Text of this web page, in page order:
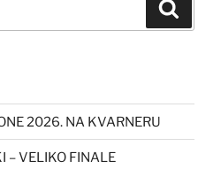
2026. NA KVARNERU
– VELIKO FINALE